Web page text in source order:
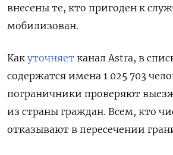
внесены те, кто пригоден к
мобилизован.
Как уточняет канал Astra, в
содержатся имена 1 025 703
пограничники проверяют
из страны граждан. Всем, кто
отказывают в пересечении